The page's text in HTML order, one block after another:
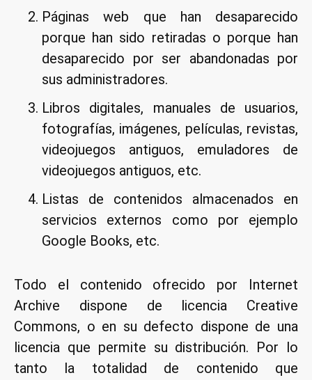
Páginas web que han desaparecido
porque han sido retiradas o porque han
desaparecido por ser abandonadas por
sus administradores.
Libros digitales, manuales de usuarios,
fotografías, imágenes, películas, revistas,
videojuegos antiguos, emuladores de
videojuegos antiguos, etc.
Listas de contenidos almacenados en
servicios externos como por ejemplo
Google Books, etc.
Todo el contenido ofrecido por Internet
Archive dispone de licencia Creative
Commons, o en su defecto dispone de una
licencia que permite su distribución. Por lo
tanto la totalidad de contenido que